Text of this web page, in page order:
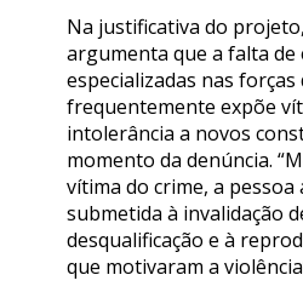
Na justificativa do
argumenta que a falta
especializadas nas forças
frequentemente expõe
intolerância a novos
momento da denúncia.
vítima do crime, a pessoa
submetida à invalidação
desqualificação e à
que motivaram a